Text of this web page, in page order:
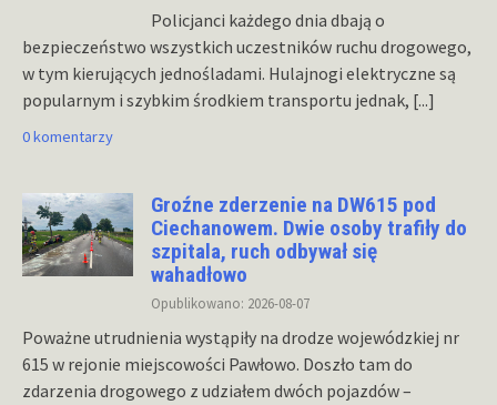
Policjanci każdego dnia dbają o
bezpieczeństwo wszystkich uczestników ruchu drogowego,
w tym kierujących jednośladami. Hulajnogi elektryczne są
popularnym i szybkim środkiem transportu jednak, [...]
0 komentarzy
Groźne zderzenie na DW615 pod
Ciechanowem. Dwie osoby trafiły do
szpitala, ruch odbywał się
wahadłowo
Opublikowano: 2026-08-07
Poważne utrudnienia wystąpiły na drodze wojewódzkiej nr
615 w rejonie miejscowości Pawłowo. Doszło tam do
zdarzenia drogowego z udziałem dwóch pojazdów –